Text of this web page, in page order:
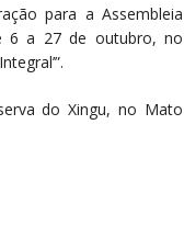
para a Assembleia
6 a 27 de outubro, no
do Xingu, no Mato